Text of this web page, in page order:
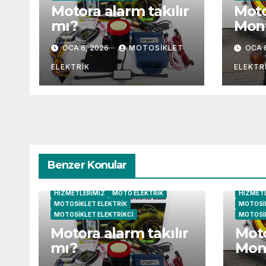
Motora alarm takılır
mı?
OCA 6, 2026 MOTOSIKLET
ELEKTRIK
OCA
Benzer Konular
HIZMETLERIMIZ
MOTO ELEKTRIK
MOTOSIKLET ELEKTRIK
MOTOSIKLET ELEKTRIKCI
Motora alarm takılır
mı?